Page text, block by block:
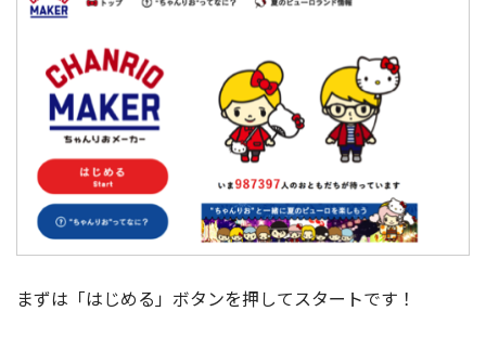
まずは「はじめる」ボタンを押してスタートです！